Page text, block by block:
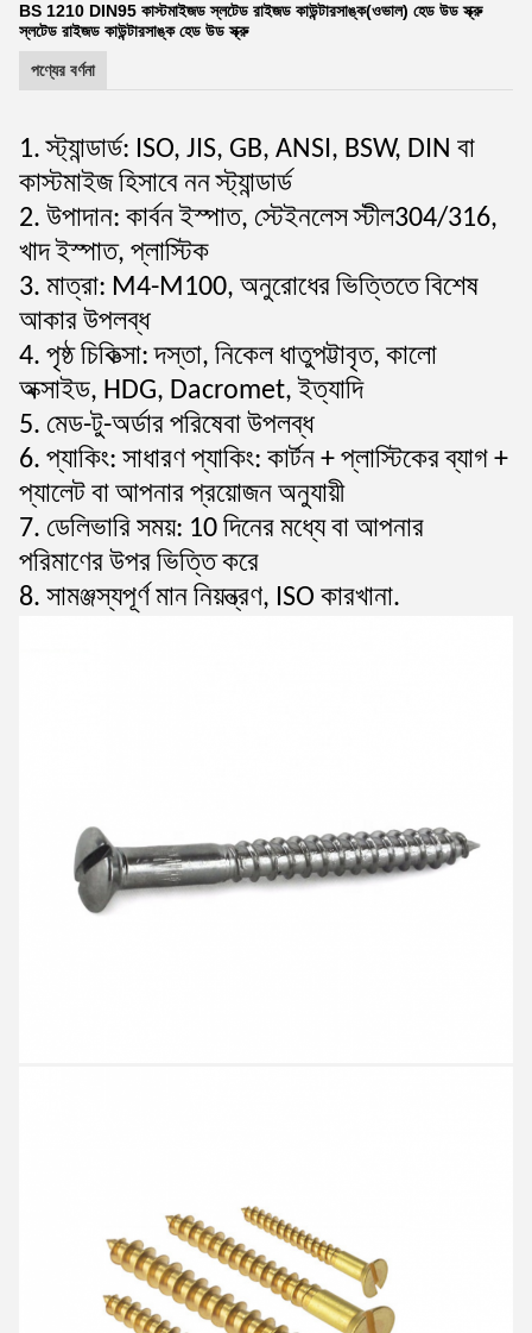
BS 1210 DIN95 কাস্টমাইজড স্লটেড রাইজড কাউন্টারসাঙ্ক(ওভাল) হেড উড স্ক্রু
স্লটেড রাইজড কাউন্টারসাঙ্ক হেড উড স্ক্রু
পণ্যের বর্ণনা
1. স্ট্যান্ডার্ড: ISO, JIS, GB, ANSI, BSW, DIN বা
কাস্টমাইজ হিসাবে নন স্ট্যান্ডার্ড
2. উপাদান: কার্বন ইস্পাত, স্টেইনলেস স্টীল304/316,
খাদ ইস্পাত, প্লাস্টিক
3. মাত্রা: M4-M100, অনুরোধের ভিত্তিতে বিশেষ
আকার উপলব্ধ
4. পৃষ্ঠ চিকিত্সা: দস্তা, নিকেল ধাতুপট্টাবৃত, কালো
অক্সাইড, HDG, Dacromet, ইত্যাদি
5. মেড-টু-অর্ডার পরিষেবা উপলব্ধ
6. প্যাকিং: সাধারণ প্যাকিং: কার্টন + প্লাস্টিকের ব্যাগ +
প্যালেট বা আপনার প্রয়োজন অনুযায়ী
7. ডেলিভারি সময়: 10 দিনের মধ্যে বা আপনার
পরিমাণের উপর ভিত্তি করে
8. সামঞ্জস্যপূর্ণ মান নিয়ন্ত্রণ, ISO কারখানা.